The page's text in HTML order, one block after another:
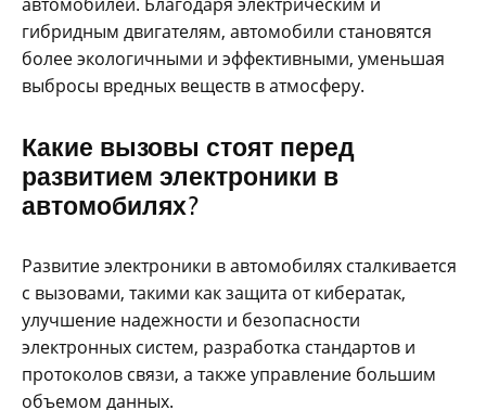
гибридным двигателям, автомобили становятся
более экологичными и эффективными, уменьшая
выбросы вредных веществ в атмосферу.
Какие вызовы стоят перед
развитием электроники в
автомобилях?
Развитие электроники в автомобилях сталкивается
с вызовами, такими как защита от кибератак,
улучшение надежности и безопасности
электронных систем, разработка стандартов и
протоколов связи, а также управление большим
объемом данных.